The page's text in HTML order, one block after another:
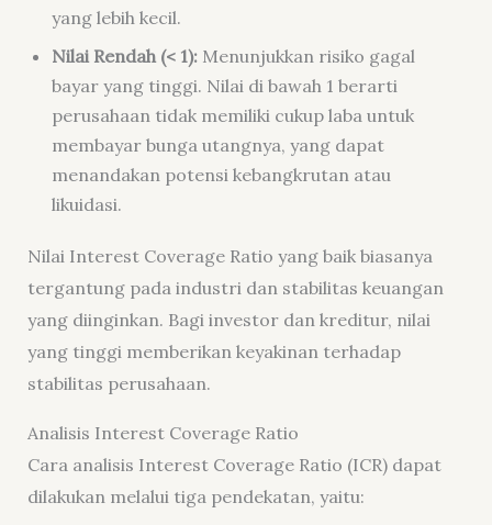
yang lebih kecil.
Nilai Rendah (< 1):Menunjukkan risiko gagal
bayar yang tinggi. Nilai di bawah 1 berarti
perusahaan tidak memiliki cukup laba untuk
membayar bunga utangnya, yang dapat
menandakan potensi kebangkrutan atau
likuidasi.
Nilai Interest Coverage Ratio yang baik biasanya
tergantung pada industri dan stabilitas keuangan
yang diinginkan. Bagi investor dan kreditur, nilai
yang tinggi memberikan keyakinan terhadap
stabilitas perusahaan.
Analisis Interest Coverage Ratio
Cara analisis Interest Coverage Ratio (ICR) dapat
dilakukan melalui tiga pendekatan, yaitu: